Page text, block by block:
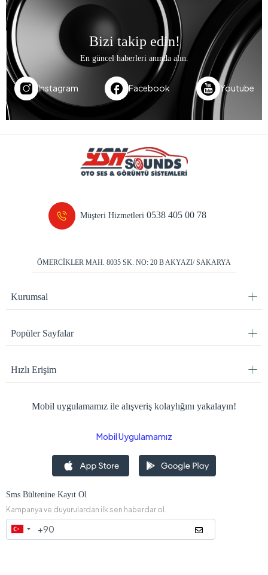
Bizi takip edin!
En güncel haberleri anında alın.
Instagram Facebook Youtube
Müşteri Hizmetleri0538 405 00 78
ÖMERCİKLER MAH. 8035 SK. NO: 20 B AKYAZI/ SAKARYA
Kurumsal
Popüler Sayfalar
Hızlı Erişim
Mobil uygulamamız ile alışveriş kolaylığını yakalayın!
Mobil Uygulamamız
Sms Bültenine Kayıt Ol
Kampanya ve duyurulardan ilk sen haberdar ol.